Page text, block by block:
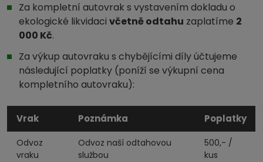
Za kompletní autovrak s vystavením dokladu o
ekologické likvidaci včetně odtahu zaplatíme 2
000 Kč.
Za výkup autovraku s chybějícími díly účtujeme
následující poplatky (poníží se výkupní cena
kompletního autovraku):
Vrak Poznámka Poplatky
Odvoz
vraku
Odvoz naší odtahovou
službou
500,- /
kus